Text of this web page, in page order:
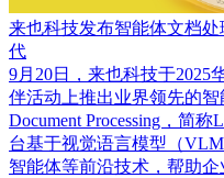
来也科技发布智能体文档
代
9月20日，来也科技于
伴活动上推出业界领先的智
Document Processing，简
台基于视觉语言模型（
智能体等前沿技术，帮助